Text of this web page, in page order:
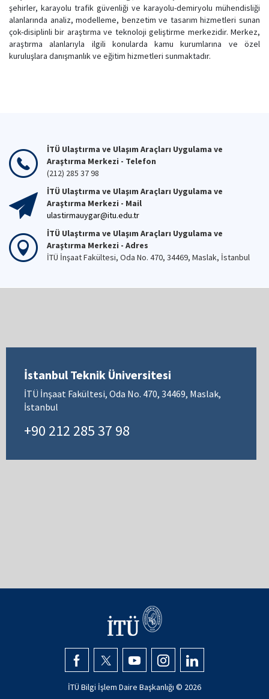
şehirler, karayolu trafik güvenliği ve karayolu-demiryolu mühendisliği
alanlarında analiz, modelleme, benzetim ve tasarım hizmetleri sunan
çok-disiplinli bir araştırma ve teknoloji geliştirme merkezidir. Merkez,
araştırma alanlarıyla ilgili konularda kamu kurumlarına ve özel
kuruluşlara danışmanlık ve eğitim hizmetleri sunmaktadır.
İTÜ Ulaştırma ve Ulaşım Araçları Uygulama ve
Araştırma Merkezi - Telefon
(212) 285 37 98
İTÜ Ulaştırma ve Ulaşım Araçları Uygulama ve
Araştırma Merkezi - Mail
ulastirmauygar@itu.edu.tr
İTÜ Ulaştırma ve Ulaşım Araçları Uygulama ve
Araştırma Merkezi - Adres
İTÜ İnşaat Fakültesi, Oda No. 470, 34469, Maslak, İstanbul
İstanbul Teknik Üniversitesi
İTÜ İnşaat Fakültesi, Oda No. 470, 34469, Maslak,
İstanbul
+90 212 285 37 98
İTÜ Bilgi İşlem Daire Başkanlığı © 2026